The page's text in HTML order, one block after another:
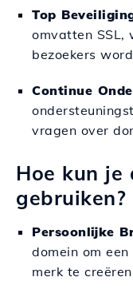
Top
omvatten SSL,
bezoekers
Continue
vragen over
Hoe kun je
gebruiken?
Persoonlijke
domein om
merk te